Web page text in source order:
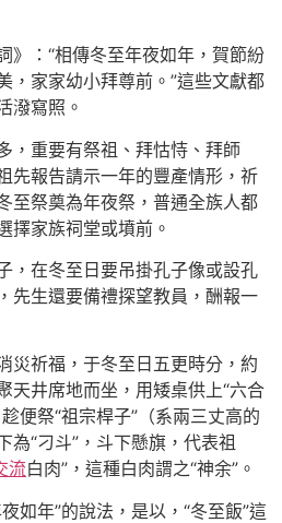
》：“相傳冬至年夜如年，賀節紛
，家家幼小拜尊前。”這些文獻都
潑寫照。
，重要有祭祖、拜怙恃、拜師
先報告請示一年的豐產情形，祈
至祭奠為年夜祭，普通全族人都
擇家族祠堂或墳前。
，在冬至日要吊掛孔子像或設孔
先生還要備禮探望教員，酬報一
災祈福，于冬至日五更時分，約
天井席地而坐，用矮桌供上“六合
便祭“祖宗桿子”（系兩三丈高的
為“刁斗”，斗下懸旗，代表祖
流白肉”，這種白肉謂之“神余”。
如年”的說法，是以，“冬至飯”這